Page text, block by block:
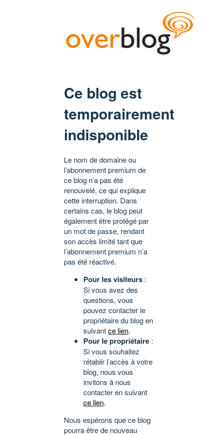
Ce blog est
temporairement
indisponible
Le nom de domaine ou
l’abonnement premium de
ce blog n’a pas été
renouvelé, ce qui explique
cette interruption. Dans
certains cas, le blog peut
également être protégé par
un mot de passe, rendant
son accès limité tant que
l’abonnement premium n’a
pas été réactivé.
Pour les visiteurs :
Si vous avez des
questions, vous
pouvez contacter le
propriétaire du blog en
suivantce lien.
Pour le propriétaire :
Si vous souhaitez
rétablir l’accès à votre
blog, nous vous
invitons à nous
contacter en suivant
ce lien.
Nous espérons que ce blog
pourra être de nouveau